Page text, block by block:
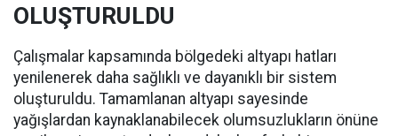
OLUŞTURULDU
Çalışmalar kapsamında bölgedeki altyapı hatları
yenilenerek daha sağlıklı ve dayanıklı bir sistem
oluşturuldu. Tamamlanan altyapı sayesinde
yağışlardan kaynaklanabilecek olumsuzlukların önüne